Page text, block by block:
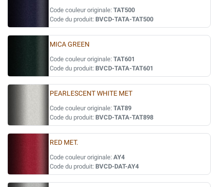
Code couleur originale: TAT500
Code du produit: BVCD-TATA-TAT500
MICA GREEN
Code couleur originale: TAT601
Code du produit: BVCD-TATA-TAT601
PEARLESCENT WHITE MET
Code couleur originale: TAT89
Code du produit: BVCD-TATA-TAT898
RED MET.
Code couleur originale: AY4
Code du produit: BVCD-DAT-AY4